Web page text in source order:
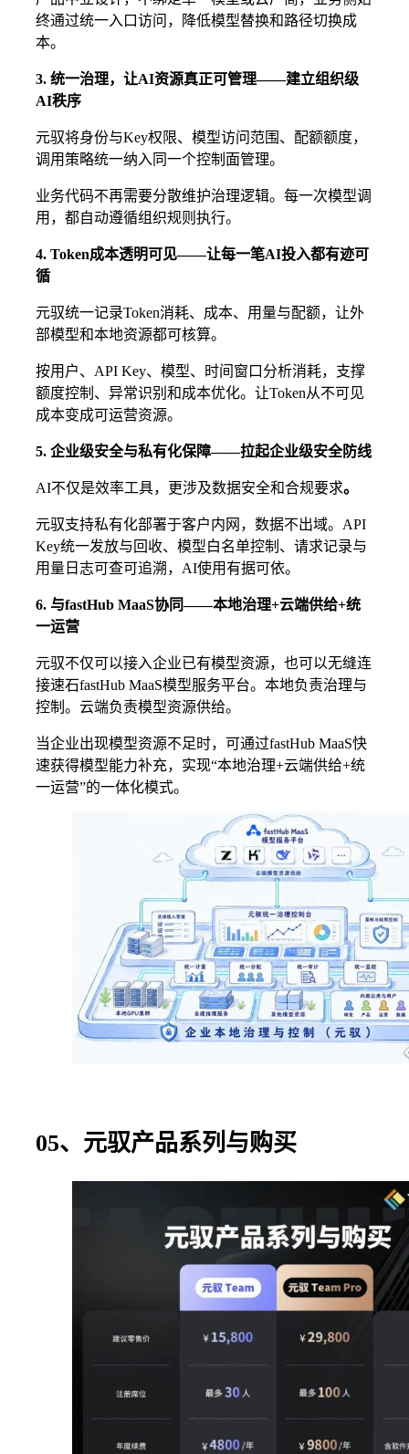
终通过统一入口访问，降低模型替换和路径切换成
本。
3. 统一治理，让AI资源真正可管理——建立组织级
AI秩序
元驭将身份与Key权限、模型访问范围、配额额度，
调用策略统一纳入同一个控制面管理。
业务代码不再需要分散维护治理逻辑。每一次模型调
用，都自动遵循组织规则执行。
4. Token成本透明可见——让每一笔AI投入都有迹可
循
元驭统一记录Token消耗、成本、用量与配额，让外
部模型和本地资源都可核算。
按用户、API Key、模型、时间窗口分析消耗，支撑
额度控制、异常识别和成本优化。让Token从不可见
成本变成可运营资源。
5. 企业级安全与私有化保障——拉起企业级安全防线
AI不仅是效率工具，更涉及数据安全和合规要求。
元驭支持私有化部署于客户内网，数据不出域。API
Key统一发放与回收、模型白名单控制、请求记录与
用量日志可查可追溯，AI使用有据可依。
6. 与fastHub MaaS协同——本地治理+云端供给+统
一运营
元驭不仅可以接入企业已有模型资源，也可以无缝连
接速石fastHub MaaS模型服务平台。本地负责治理与
控制。云端负责模型资源供给。
当企业出现模型资源不足时，可通过fastHub MaaS快
速获得模型能力补充，实现“本地治理+云端供给+统
一运营”的一体化模式。
05、元驭产品系列与购买